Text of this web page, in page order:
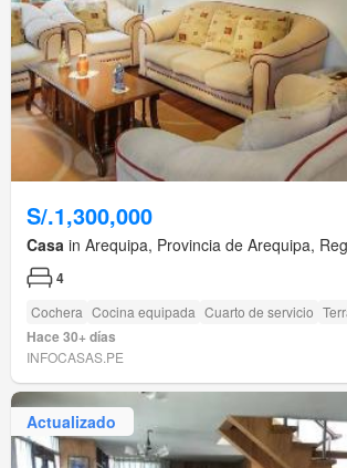
S/.1,300,000
Casa in Arequipa, Provincia de Arequipa,
4
Cochera Cocina equipada Cuarto de servicio
Hace 30+ días
INFOCASAS.PE
Actualizado